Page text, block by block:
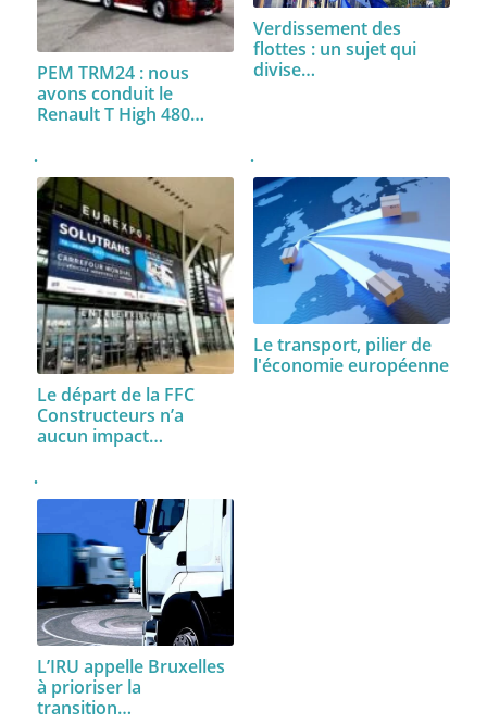
PEM TRM24 : nous
avons conduit le
Renault T High 480…
Verdissement des
flottes : un sujet qui
divise…
Le départ de la FFC
Constructeurs n’a
aucun impact…
Le transport, pilier de
l'économie européenne
L’IRU appelle Bruxelles
à prioriser la
transition…